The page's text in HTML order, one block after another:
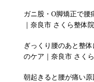
ガニ股・O脚矯正で腰
｜奈良市 さくら整体院
ぎっくり腰のあと整
のケア｜奈良市 さく
朝起きると腰が痛い